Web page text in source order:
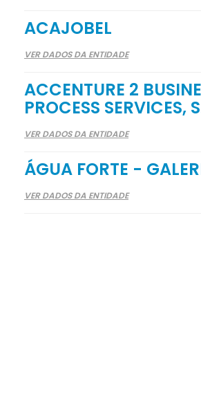
ACAJOBEL
VER DADOS DA ENTIDADE
ACCENTURE 2
PROCESS SERVICES,
VER DADOS DA ENTIDADE
ÁGUA FORTE -
VER DADOS DA ENTIDADE